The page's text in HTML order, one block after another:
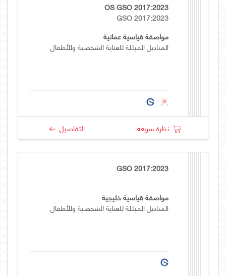
OS GSO 2017:2023
GSO 2017:2023
مواصفة قياسية عمانية
المناديل المبللة للعناية الشخصية وللأطفال
نظرة سريعة التفاصيل
GSO 2017:2023
مواصفة قياسية خليجية
المناديل المبللة للعناية الشخصية وللأطفال